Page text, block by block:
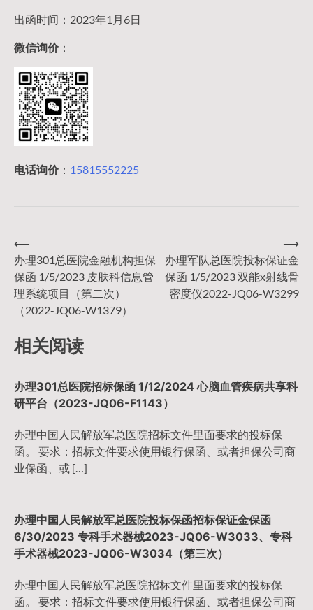
出函时间：2023年1月6日
微信询价：
电话询价： 15815552225
文
章
导
⟵
办理301总医院金融机构担保
保函 1/5/2023 皮肤科信息管
理系统项目（第二次）
（2022-JQ06-W1379）
办理军队总医院投标保证金
保函 1/5/2023 双能x射线骨
密度仪2022-JQ06-W3299
⟶
相关阅读
办理301总医院招标保函 1/12/2024 心脑血管疾病共享科
研平台（2023-JQ06-F1143）
办理中国人民解放军总医院招标文件里面要求的投标保
函。 要求：招标文件要求使用银行保函、或者担保公司商
业保函、或 […]
办理中国人民解放军总医院投标保函招标保证金保函
6/30/2023 专科手术器械2023-JQ06-W3033、专科
手术器械2023-JQ06-W3034（第三次）
办理中国人民解放军总医院招标文件里面要求的投标保
函。 要求：招标文件要求使用银行保函、或者担保公司商